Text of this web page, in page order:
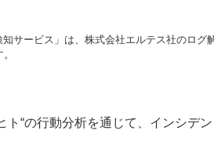
知サービス」は、株式会社エルテス社のロ
ト“の行動分析を通じて、インシデ